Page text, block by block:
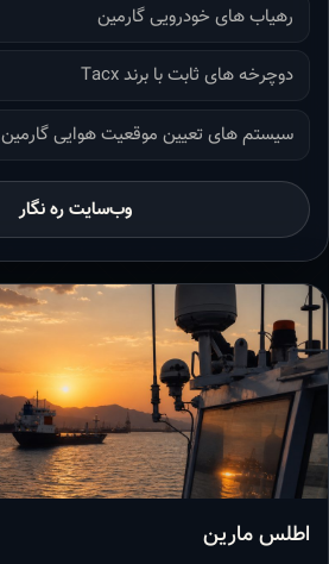
رهیاب های خودرویی گارمین
دوچرخه های ثابت با برند Tacx
سیستم های تعیین موقعیت هوایی گارمین
وب‌سایت ره نگار
اطلس مارین